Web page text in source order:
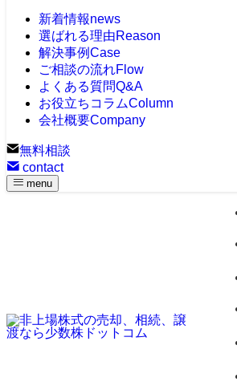
新着情報news
選ばれる理由Reason
解決事例Case
ご相談の流れFlow
よくある質問Q&A
お役立ちコラムColumn
会社概要Company
無料相談
contact
menu